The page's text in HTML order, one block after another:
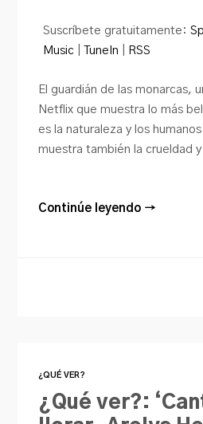
Suscríbete gratuitamente:
Music
TuneIn RSS
El guardián de las monarcas,
Netflix que muestra lo más
es la naturaleza y los
muestra también la crueldad
Continúe leyendo →
¿QUÉ VER?
¿Qué ver?: